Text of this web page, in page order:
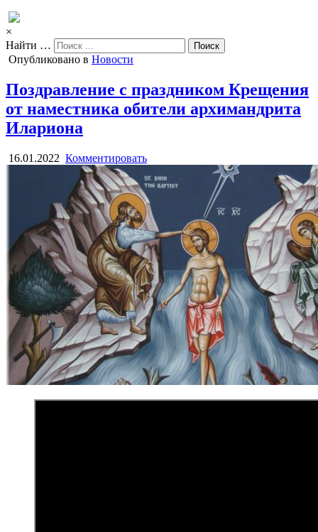
×
Найти …
Опубликовано в Новости
Поздравление с праздником Крещения
от наместника обители архимандрита
Илариона
16.01.2022 Комментировать